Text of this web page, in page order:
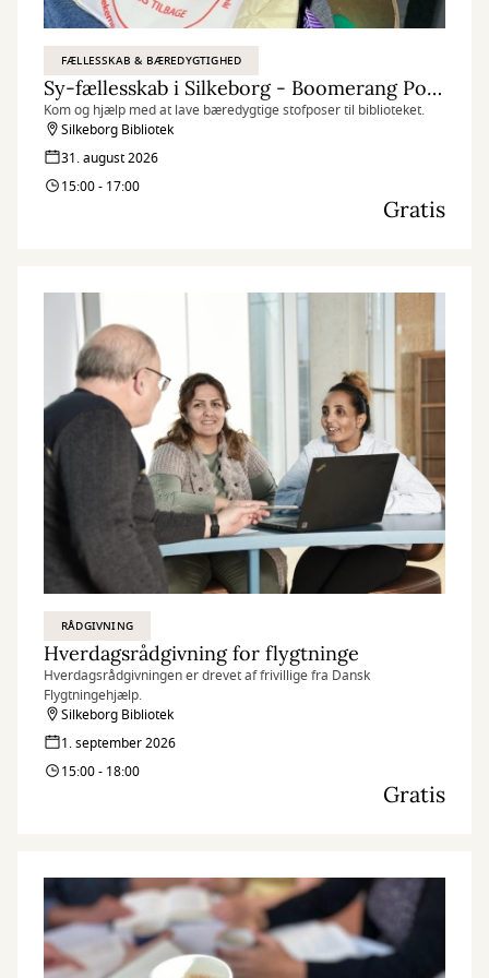
FÆLLESSKAB & BÆREDYGTIGHED
Sy-fællesskab i Silkeborg - Boomerang Poser
Kom og hjælp med at lave bæredygtige stofposer til biblioteket.
Silkeborg Bibliotek
31. august 2026
15:00 - 17:00
Gratis
RÅDGIVNING
Hverdagsrådgivning for flygtninge
Hverdagsrådgivningen er drevet af frivillige fra Dansk
Flygtningehjælp.
Silkeborg Bibliotek
1. september 2026
15:00 - 18:00
Gratis